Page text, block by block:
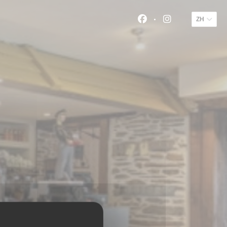
ZH
Facebook ((在新窗
Instagram ((